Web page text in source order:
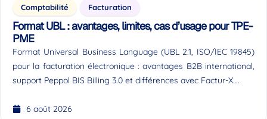
Comptabilité Facturation
Format UBL : avantages, limites, cas d’usage pour TPE-
PME
Format Universal Business Language (UBL 2.1, ISO/IEC 19845)
pour la facturation électronique : avantages B2B international,
support Peppol BIS Billing 3.0 et différences avec Factur-X….
6 août 2026